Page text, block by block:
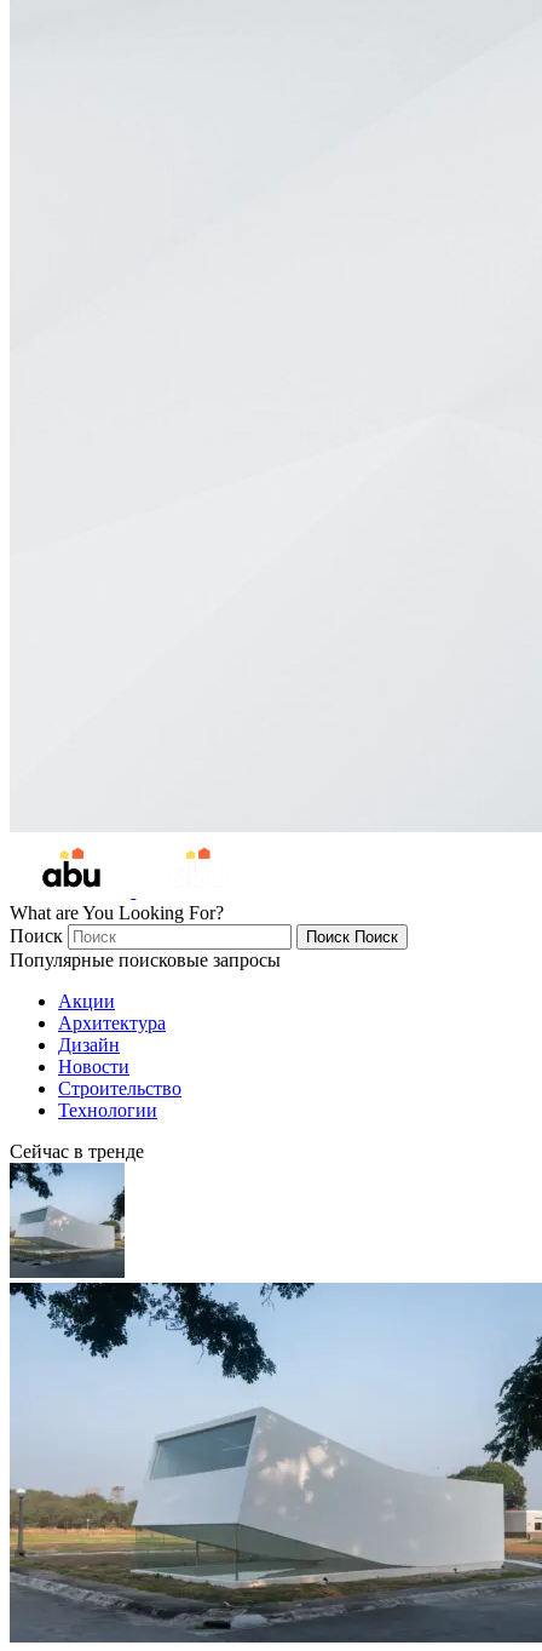
What are You Looking For?
Поиск
Поиск Поиск
Популярные поисковые запросы
Акции
Архитектура
Дизайн
Новости
Строительство
Технологии
Сейчас в тренде